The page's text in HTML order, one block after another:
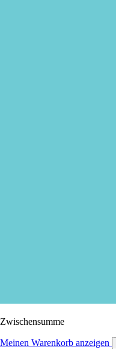
Zwischensumme
Meinen Warenkorb anzeigen